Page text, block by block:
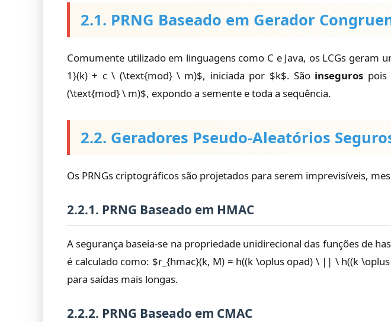
2.1. PRNG Baseado em Gerador
Comumente utilizado em linguagens como C e Java, os LCGs geram
1}(k) + c \ (\text{mod} \ m)$, iniciada por $k$. São inseguros
(\text{mod} \ m)$, expondo a semente e toda a sequência.
2.2. Geradores Pseudo-Aleatórios
Os PRNGs criptográficos são projetados para serem imprevisíveis,
2.2.1. PRNG Baseado em HMAC
A segurança baseia-se na propriedade unidirecional das funções de
é calculado como: $r_{hmac}(k, M) = h((k \oplus opad) \ || \ h((k
para saídas mais longas.
2.2.2. PRNG Baseado em CMAC